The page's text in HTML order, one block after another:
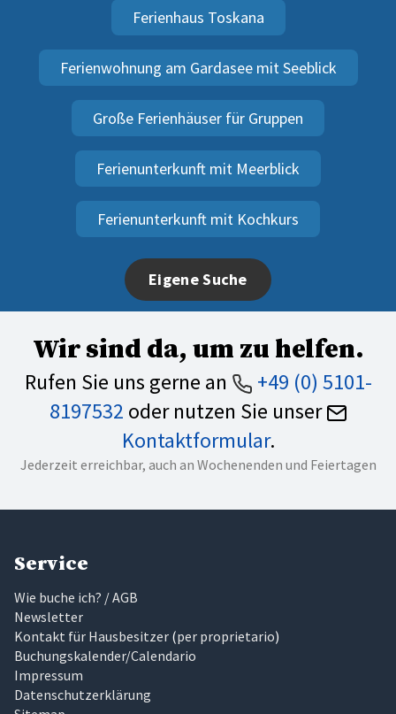
Ferienhaus Toskana
Ferienwohnung am Gardasee mit Seeblick
Große Ferienhäuser für Gruppen
Ferienunterkunft mit Meerblick
Ferienunterkunft mit Kochkurs
Eigene Suche
Wir sind da, um zu helfen.
Rufen Sie uns gerne an
+49 (0) 5101-
8197532 oder nutzen Sie unser
Kontaktformular.
Jederzeit erreichbar, auch an Wochenenden und Feiertagen
Service
Wie buche ich? / AGB
Newsletter
Kontakt für Hausbesitzer (per proprietario)
Buchungskalender/Calendario
Impressum
Datenschutzerklärung